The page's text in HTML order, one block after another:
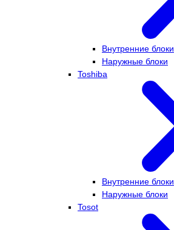
Внутренние блоки
Наружные блоки
Toshiba
Внутренние блоки
Наружные блоки
Tosot